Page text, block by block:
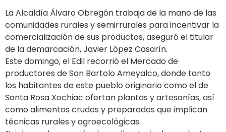
La Alcaldía Álvaro Obregón trabaja de la mano de las
comunidades rurales y semirrurales para incentivar la
comercialización de sus productos, aseguró el titular
de la demarcación, Javier López Casarín.
Este domingo, el Edil recorrió el Mercado de
productores de San Bartolo Ameyalco, donde tanto
los habitantes de este pueblo originario como el de
Santa Rosa Xochiac ofertan plantas y artesanías, así
como alimentos crudos y preparados que implican
técnicas rurales y agroecológicas.